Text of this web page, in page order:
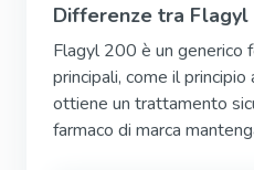
Differenze tra Flagyl
Flagyl 200 è un generico
principali, come il
ottiene un trattamento
farmaco di marca